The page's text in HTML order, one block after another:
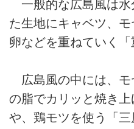
一般的な広島風は水
た生地にキャベツ、モ
卵などを重ねていく「
広島風の中には、モ
の脂でカリッと焼き上
や、鶏モツを使う「